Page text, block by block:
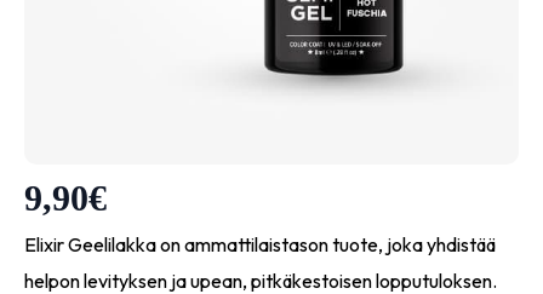
9,90€
Elixir Geelilakka on ammattilaistason tuote, joka yhdistää
helpon levityksen ja upean, pitkäkestoisen lopputuloksen.